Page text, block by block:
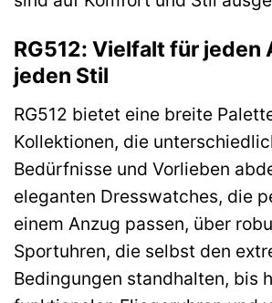
RG512: Vielfalt für jeden
jeden Stil
RG512 bietet eine breite
Kollektionen, die
Bedürfnisse und Vorlieben
eleganten Dresswatches, die
einem Anzug passen, über
Sportuhren, die selbst den
Bedingungen standhalten, bis